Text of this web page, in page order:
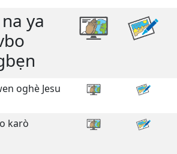
ya
oghè Jesu
karò